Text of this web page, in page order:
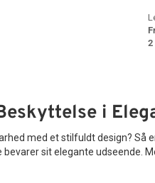
2
i
med et stilfuldt design? Så
sit elegante udseende.